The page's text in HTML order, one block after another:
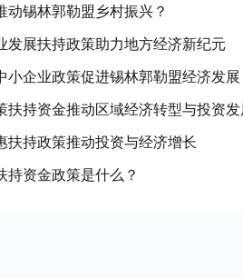
动锡林郭勒盟乡村振兴？
发展扶持政策助力地方经济新纪元
小企业政策促进锡林郭勒盟经济发
扶持资金推动区域经济转型与投资
扶持政策推动投资与经济增长
持资金政策是什么？